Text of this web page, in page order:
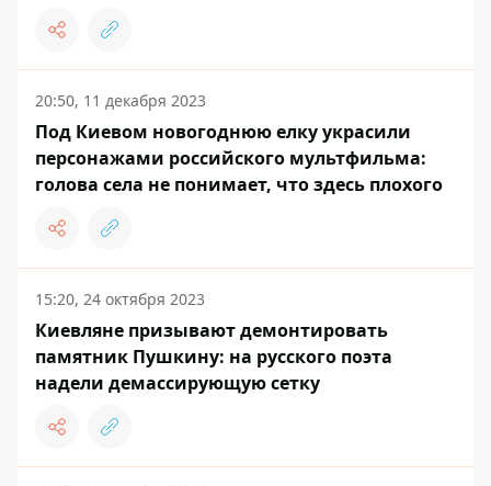
20:50, 11 декабря 2023
Под Киевом новогоднюю елку украсили
персонажами российского мультфильма:
голова села не понимает, что здесь плохого
15:20, 24 октября 2023
Киевляне призывают демонтировать
памятник Пушкину: на русского поэта
надели демассирующую сетку